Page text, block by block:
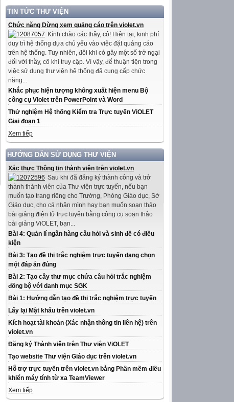
TIN TỨC THƯ VIỆN
Chức năng Dừng xem quảng cáo trên violet.vn
Kính chào các thầy, cô! Hiện tại, kinh phí
duy trì hệ thống dựa chủ yếu vào việc đặt quảng cáo
trên hệ thống. Tuy nhiên, đôi khi có gây một số trở ngại
đối với thầy, cô khi truy cập. Vì vậy, để thuận tiện trong
việc sử dụng thư viện hệ thống đã cung cấp chức
năng...
Khắc phục hiện tượng không xuất hiện menu Bộ
công cụ Violet trên PowerPoint và Word
Thử nghiệm Hệ thống Kiểm tra Trực tuyến ViOLET
Giai đoạn 1
Xem tiếp
HƯỚNG DẪN SỬ DỤNG THƯ VIỆN
Xác thực Thông tin thành viên trên violet.vn
Sau khi đã đăng ký thành công và trở
thành thành viên của Thư viện trực tuyến, nếu bạn
muốn tạo trang riêng cho Trường, Phòng Giáo dục, Sở
Giáo dục, cho cá nhân mình hay bạn muốn soạn thảo
bài giảng điện tử trực tuyến bằng công cụ soạn thảo
bài giảng ViOLET, bạn...
Bài 4: Quản lí ngân hàng câu hỏi và sinh đề có điều
kiện
Bài 3: Tạo đề thi trắc nghiệm trực tuyến dạng chọn
một đáp án đúng
Bài 2: Tạo cây thư mục chứa câu hỏi trắc nghiệm
đồng bộ với danh mục SGK
Bài 1: Hướng dẫn tạo đề thi trắc nghiệm trực tuyến
Lấy lại Mật khẩu trên violet.vn
Kích hoạt tài khoản (Xác nhận thông tin liên hệ) trên
violet.vn
Đăng ký Thành viên trên Thư viện ViOLET
Tạo website Thư viện Giáo dục trên violet.vn
Hỗ trợ trực tuyến trên violet.vn bằng Phần mềm điều
khiển máy tính từ xa TeamViewer
Xem tiếp